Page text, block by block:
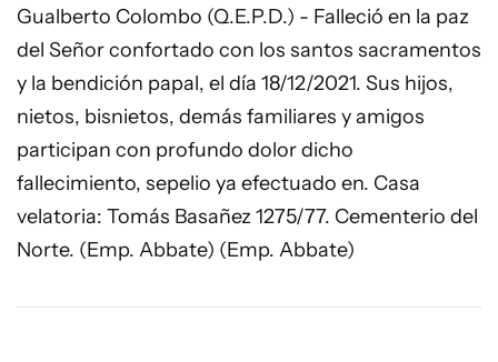
Gualberto Colombo (Q.E.P.D.) - Falleció en la paz
del Señor confortado con los santos sacramentos
y la bendición papal, el día 18/12/2021. Sus hijos,
nietos, bisnietos, demás familiares y amigos
participan con profundo dolor dicho
fallecimiento, sepelio ya efectuado en. Casa
velatoria: Tomás Basañez 1275/77. Cementerio del
Norte. (Emp. Abbate) (Emp. Abbate)